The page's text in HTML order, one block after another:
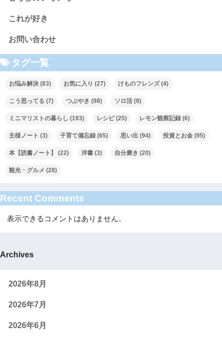
これが好き
お問い合わせ
タグ一覧
お悩み解決 (83) お気に入り (27) けものフレンズ(4)
こう思ってる (7) つぶやき (98) ソロ活 (9)
ミニマリストの暮らし (193) レシピ(25) レモン観察記録 (6)
主様ノート (3) 子育て備忘録 (65) 思い出 (94) 投資とお金 (95)
本【読書ノート】 (22) 洋書 (3) 自分磨き (20)
観光・グルメ (28)
Recent Comments
表示できるコメントはありません。
Archives
2026年8月
2026年7月
2026年6月